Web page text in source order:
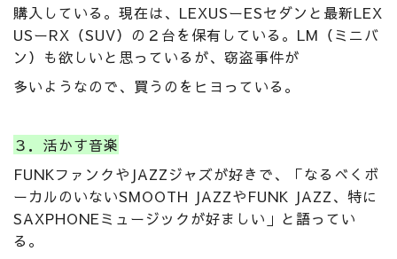
購入している。現在は、LEXUSーESセダンと最新LEX
USーRX（SUV）の２台を保有している。LM（ミニバ
ン）も欲しいと思っているが、窃盗事件が
多いようなので、買うのをヒヨっている。
３．活かす音楽
FUNKファンクやJAZZジャズが好きで、「なるべくボ
ーカルのいないSMOOTH JAZZやFUNK JAZZ、特に
SAXPHONEミュージックが好ましい」と語ってい
る。